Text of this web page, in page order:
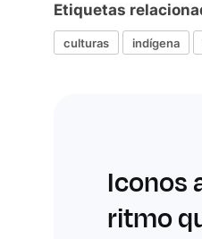
Etiquetas
culturas indígena
Iconos
ritmo